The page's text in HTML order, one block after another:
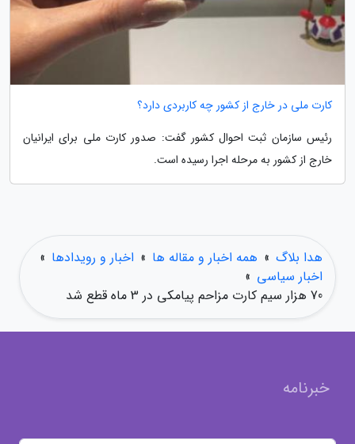
کارت ملی در خارج از کشور چه کاربردی دارد؟
رئیس سازمان ثبت احوال کشور گفت: صدور کارت ملی برای ایرانیان
خارج از کشور به مرحله اجرا رسیده است.
هدا بلاگ » همه اخبار و مقاله ها » اخبار و رویدادها »
اخبار سیاسی »
70 هزار سیم کارت مزاحم پیامکی در 3 ماه قطع شد
خبرنامه